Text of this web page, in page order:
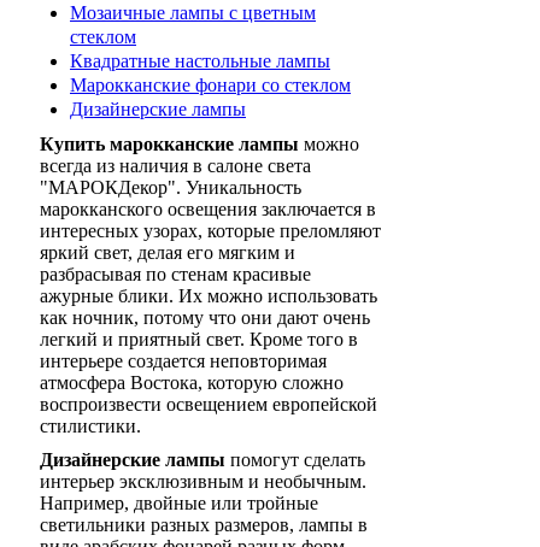
Мозаичные лампы с цветным
стеклом
Квадратные настольные лампы
Марокканские фонари со стеклом
Дизайнерские лампы
Купить марокканские лампы можно
всегда из наличия в салоне света
"МАРОКДекор". Уникальность
марокканского освещения заключается в
интересных узорах, которые преломляют
яркий свет, делая его мягким и
разбрасывая по стенам красивые
ажурные блики. Их можно использовать
как ночник, потому что они дают очень
легкий и приятный свет. Кроме того в
интерьере создается неповторимая
атмосфера Востока, которую сложно
воспроизвести освещением европейской
стилистики.
Дизайнерские лампы помогут сделать
интерьер эксклюзивным и необычным.
Например, двойные или тройные
светильники разных размеров, лампы в